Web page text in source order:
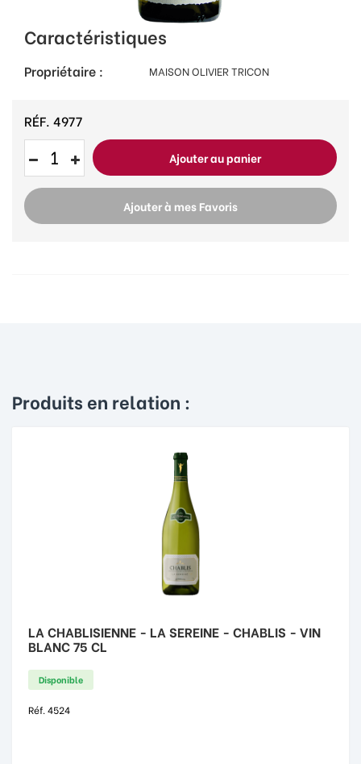
Caractéristiques
Propriétaire : MAISON OLIVIER TRICON
RÉF. 4977
Ajouter au panier
Ajouter à mes Favoris
Produits en relation :
LA CHABLISIENNE - LA SEREINE - CHABLIS - VIN
BLANC 75 CL
Disponible
Réf. 4524